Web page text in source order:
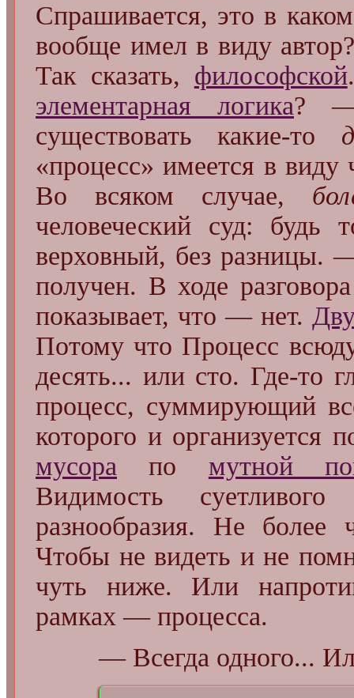
Спрашивается, это в
вообще имел в виду
Так сказать, философской
элементарная логика? —
существовать какие-то
«процесс» имеется в
Во всяком случае,
человеческий суд: будь
верховный, без разницы.
получен. В ходе
показывает, что — нет.
Потому что Процесс
десять... или сто. Где-то
процесс, суммирующий
которого и организуется
мусора по мутной
Видимость
разнообразия. Не более
Чтобы не видеть и не
чуть ниже. Или
рамках — процесса.
— Всегда одного...